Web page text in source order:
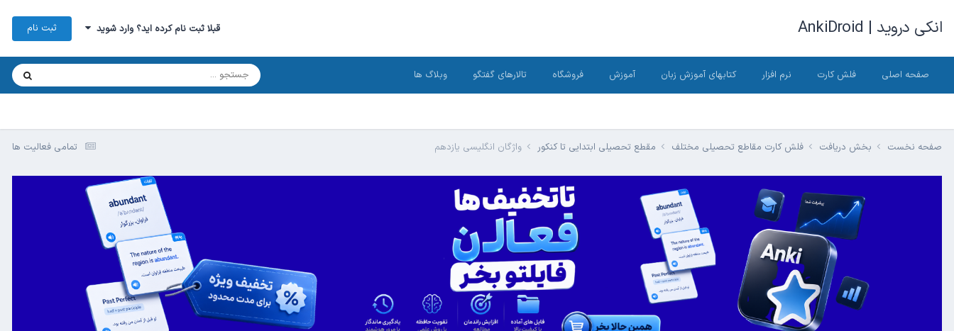
انکی دروید | AnkiDroid قبلا ثبت نام کرده اید؟ وارد شوید ثبت نام
صفحه اصلی فلش کارت نرم افزار کتابهای آموزش زبان آموزش فروشگاه تالارهای گفتگو وبلاگ ها
تمامی فعالیت ها صفحه نخست بخش دریافت فلش کارت مقاطع تحصیلی مختلف مقطع تحصیلی ابتدایی تا کنکور واژگان انگلیسی یازدهم